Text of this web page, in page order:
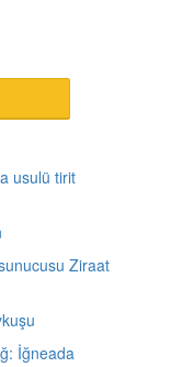
usulü tirit
Ziraat
İğneada